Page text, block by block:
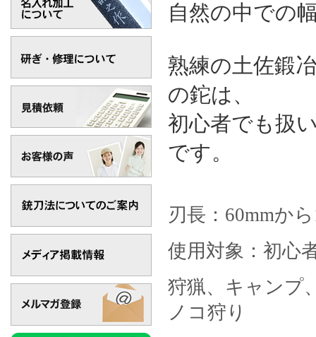
自然の中での
熟練の土佐鍛
の鉈は、
初心者でも扱
です。
刃長：60mmか
使用対象：初心
狩猟、キャンプ
ノコ狩り